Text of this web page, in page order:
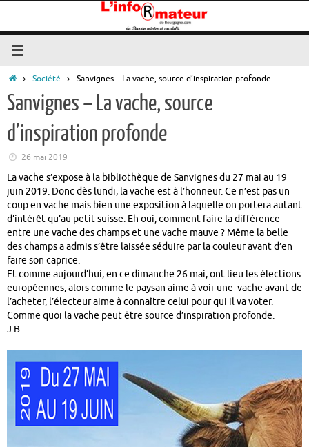
contenu
Accueil
Société Sanvignes – La vache, source d’inspiration profonde
Sanvignes – La vache, source
d’inspiration profonde
26 mai 2019
La vache s’expose à la bibliothèque de Sanvignes du 27 mai au 19
juin 2019. Donc dès lundi, la vache est à l’honneur. Ce n’est pas un
coup en vache mais bien une exposition à laquelle on portera autant
d’intérêt qu’au petit suisse. Eh oui, comment faire la différence
entre une vache des champs et une vache mauve ? Même la belle
des champs a admis s’être laissée séduire par la couleur avant d’en
faire son caprice.
Et comme aujourd’hui, en ce dimanche 26 mai, ont lieu les élections
européennes, alors comme le paysan aime à voir une vache avant de
l’acheter, l’électeur aime à connaître celui pour qui il va voter.
Comme quoi la vache peut être source d’inspiration profonde.
J.B.